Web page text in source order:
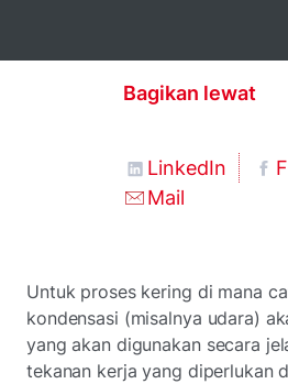
Bagikan lewat
LinkedIn
Mail
Untuk proses kering di mana
kondensasi (misalnya udara)
yang akan digunakan secara
tekanan kerja yang diperlukan